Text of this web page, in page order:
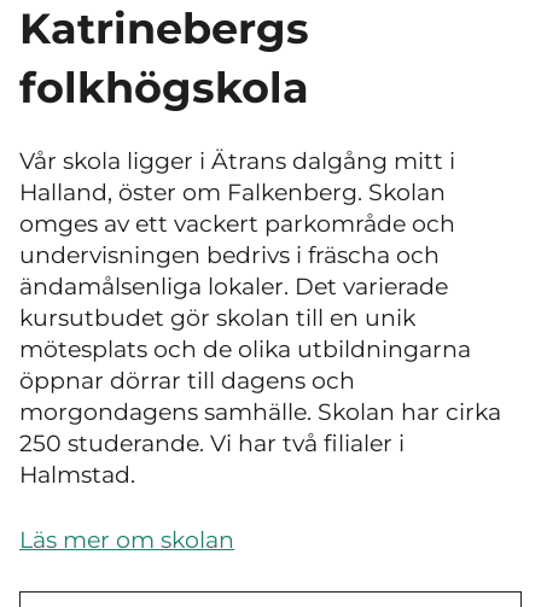
Katrinebergs
folkhögskola
Vår skola ligger i Ätrans dalgång mitt i
Halland, öster om Falkenberg. Skolan
omges av ett vackert parkområde och
undervisningen bedrivs i fräscha och
ändamålsenliga lokaler. Det varierade
kursutbudet gör skolan till en unik
mötesplats och de olika utbildningarna
öppnar dörrar till dagens och
morgondagens samhälle. Skolan har cirka
250 studerande. Vi har två filialer i
Halmstad.
Läs mer om skolan